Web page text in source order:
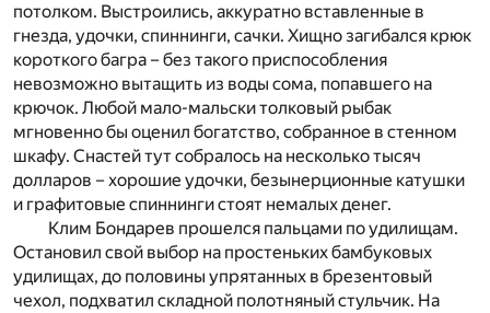
потолком. Выстроились, аккуратно вставленные в
гнезда, удочки, спиннинги, сачки. Хищно загибался крюк
короткого багра – без такого приспособления
невозможно вытащить из воды сома, попавшего на
крючок. Любой мало-мальски толковый рыбак
мгновенно бы оценил богатство, собранное в стенном
шкафу. Снастей тут собралось на несколько тысяч
долларов – хорошие удочки, безынерционные катушки
и графитовые спиннинги стоят немалых денег.
Клим Бондарев прошелся пальцами по удилищам.
Остановил свой выбор на простеньких бамбуковых
удилищах, до половины упрятанных в брезентовый
чехол, подхватил складной полотняный стульчик. На